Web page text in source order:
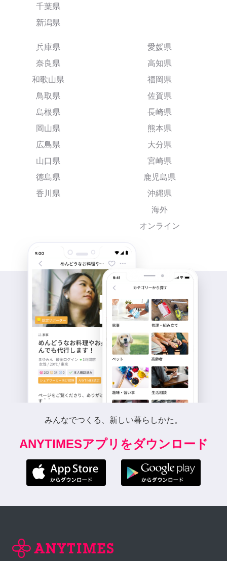
千葉県
新潟県
兵庫県
奈良県
和歌山県
鳥取県
島根県
岡山県
広島県
山口県
徳島県
香川県
愛媛県
高知県
福岡県
佐賀県
長崎県
熊本県
大分県
宮崎県
鹿児島県
沖縄県
海外
オンライン
みんなでつくる、新しい暮らしかた。
ANYTIMESアプリをダウンロード